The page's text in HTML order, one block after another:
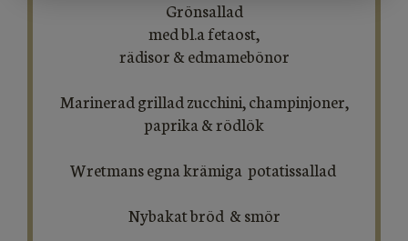
​​​​​​​Grönsallad
​​​​​​​med bl.a fetaost,
rädisor & edmamebönor
Marinerad grillad zucchini, champinjoner,
paprika & rödlök
Wretmans egna krämiga potatissallad
Nybakat bröd & smör